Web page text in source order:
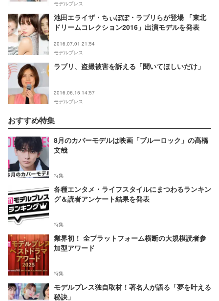
モデルプレス
池田エライザ・ちぃぽぽ・ラブリらが登場 「東北
ドリームコレクション2016」出演モデルを発表
2016.07.01 21:54
モデルプレス
ラブリ、盗撮被害を訴える「聞いてほしいだけ」
2016.06.15 14:57
モデルプレス
おすすめ特集
8月のカバーモデルは映画「ブルーロック」の高橋
文哉
特集
各種エンタメ・ライフスタイルにまつわるランキン
グ＆読者アンケート結果を発表
特集
業界初！ 全プラットフォーム横断の大規模読者参
加型アワード
特集
モデルプレス独自取材！著名人が語る「夢を叶える
秘訣」